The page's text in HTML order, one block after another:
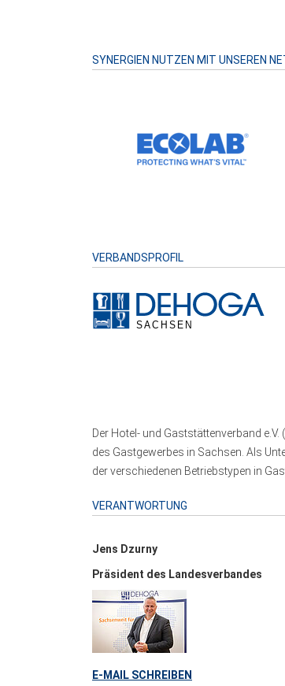
SYNERGIEN NUTZEN MIT UNSEREN
VERBANDSPROFIL
Der Hotel- und Gaststättenverband
des Gastgewerbes in Sachsen. Als
der verschiedenen Betriebstypen in
VERANTWORTUNG
Jens Dzurny
Präsident des Landesverbandes
E-MAIL SCHREIBEN